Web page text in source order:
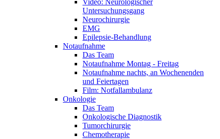
Video: Neurologischer
Untersuchungsgang
Neurochirurgie
EMG
Epilepsie-Behandlung
Notaufnahme
Das Team
Notaufnahme Montag - Freitag
Notaufnahme nachts, an Wochenenden
und Feiertagen
Film: Notfallambulanz
Onkologie
Das Team
Onkologische Diagnostik
Tumorchirurgie
Chemotherapie